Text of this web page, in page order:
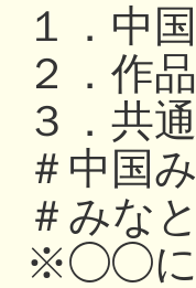
１．中
２．作
３．共
＃中国
＃みな
※◯◯に